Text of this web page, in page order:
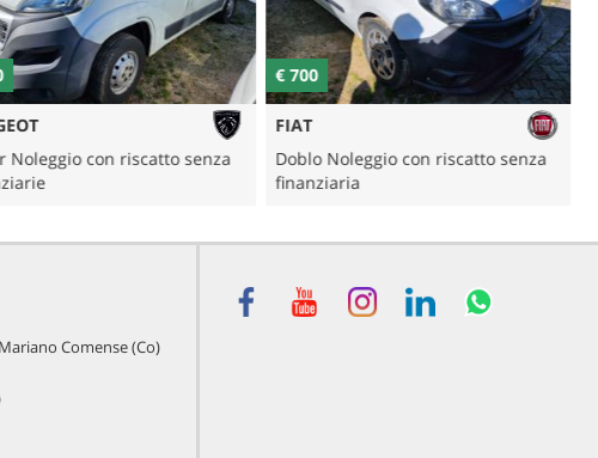
Noleggio con riscatto senza
€ 700
FIAT
Doblo Noleggio con riscatto senza
finanziaria
Comense (Co)